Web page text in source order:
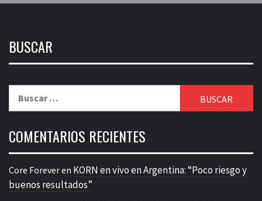
BUSCAR
COMENTARIOS RECIENTES
Core Foreveren KORN en vivo en Argentina: “Poco riesgo y
buenos resultados”